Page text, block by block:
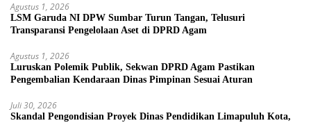
Agustus 1, 2026
LSM Garuda NI DPW Sumbar Turun Tangan, Telusuri
Transparansi Pengelolaan Aset di DPRD Agam
Agustus 1, 2026
Luruskan Polemik Publik, Sekwan DPRD Agam Pastikan
Pengembalian Kendaraan Dinas Pimpinan Sesuai Aturan
Juli 30, 2026
Skandal Pengondisian Proyek Dinas Pendidikan Limapuluh Kota,